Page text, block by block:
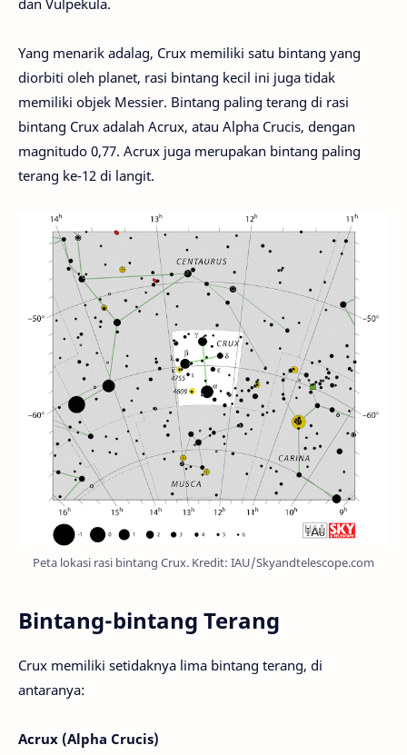
dan Vulpekula.
Yang menarik adalag, Crux memiliki satu bintang yang
diorbiti oleh planet, rasi bintang kecil ini juga tidak
memiliki objek Messier. Bintang paling terang di rasi
bintang Crux adalah Acrux, atau Alpha Crucis, dengan
magnitudo 0,77. Acrux juga merupakan bintang paling
terang ke-12 di langit.
Peta lokasi rasi bintang Crux. Kredit: IAU/Skyandtelescope.com
Bintang-bintang Terang
Crux memiliki setidaknya lima bintang terang, di
antaranya:
Acrux (Alpha Crucis)